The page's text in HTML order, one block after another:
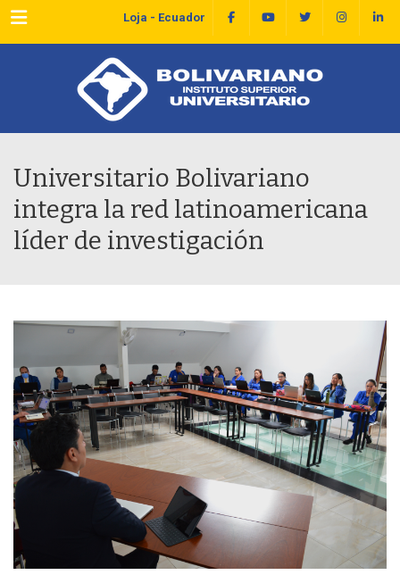
Menu Loja - Ecuador
Universitario Bolivariano
integra la red latinoamericana
líder de investigación